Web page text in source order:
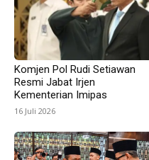
Komjen Pol Rudi Setiawan
Resmi Jabat Irjen
Kementerian Imipas
16 Juli 2026